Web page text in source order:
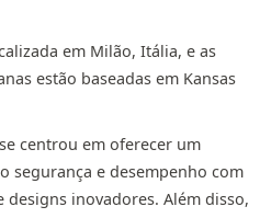
em Milão, Itália, e as
estão baseadas em Kansas
centrou em oferecer um
segurança e desempenho com
inovadores. Além disso,